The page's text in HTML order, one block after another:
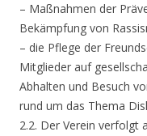
– Maßnahmen der
Bekämpfung von
– die Pflege der
Mitglieder auf
Abhalten und Besuch
rund um das Thema
2.2. Der Verein verfolgt